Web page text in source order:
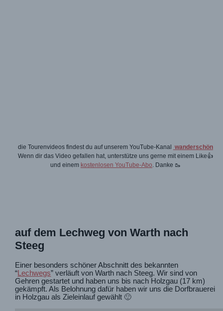
die Tourenvideos findest du auf unserem YouTube-Kanal wanderschön
Wenn dir das Video gefallen hat, unterstütze uns gerne mit einem Like👍
und einem kostenlosen YouTube-Abo . Danke 🥾
auf dem Lechweg von Warth nach
Steeg
Einer besonders schöner Abschnitt des bekannten
“ Lechwegs” verläuft von Warth nach Steeg. Wir sind von
Gehren gestartet und haben uns bis nach Holzgau (17 km)
gekämpft. Als Belohnung dafür haben wir uns die Dorfbrauerei
in Holzgau als Zieleinlauf gewählt 🙂